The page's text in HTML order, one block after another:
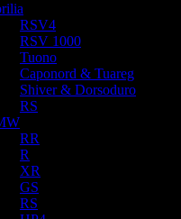
RSV4
RSV 1000
Tuono
Caponord & Tuareg
Shiver & Dorsoduro
RS
RR
R
XR
GS
RS